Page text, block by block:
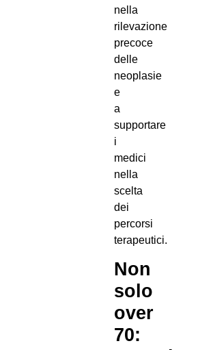
nella
rilevazione
precoce
delle
neoplasie
e
a
supportare
i
medici
nella
scelta
dei
percorsi
terapeutici.
Non
solo
over
70: